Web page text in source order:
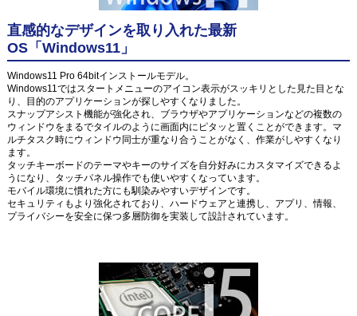
直感的なデザインを取り入れた最新
OS「Windows11」
Windows11 Pro 64bitインストールモデル。
Windows11ではスタートメニューのアイコン表示がスッキリとした見た目とな
り、目的のアプリケーションが探しやすくなりました。
スナップアシスト機能が強化され、ブラウザやアプリケーションなどの複数の
ウィンドウをまるでタイルのように画面内にピタッと置くことができます。マ
ルチタスク時にウィンドウ同士が重なり合うことがなく、作業がしやすくなり
ます。
タッチキーボードのテーマやキーのサイズを自分好みにカスタマイズできるよ
うになり、タッチパネル操作でも使いやすくなっています。
モバイル環境に慣れた方にも馴染みやすいデザインです。
セキュリティもより強化されており、ハードウェアと連携し、アプリ、情報、
プライバシーを安全に保つ多層防御を実装して設計されています。